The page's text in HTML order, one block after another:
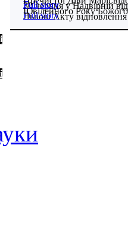
30 червня у Надвірній
Львові Акту
Full story
Full story
Full story
Ювілейного Року
Full story